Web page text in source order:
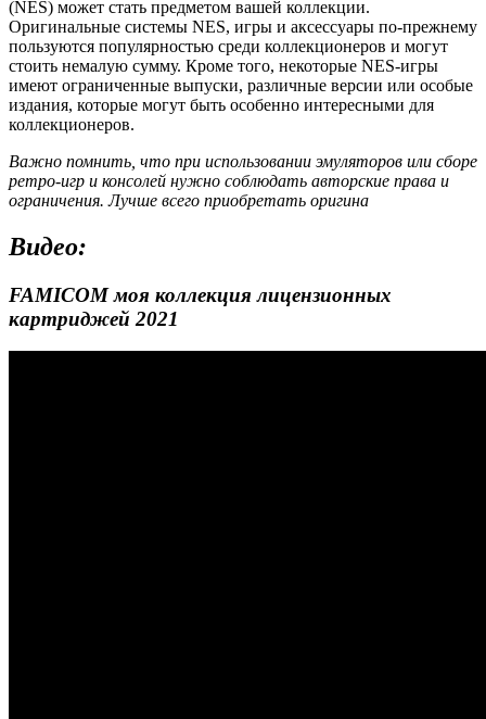
(NES) может стать предметом вашей коллекции.
Оригинальные системы NES, игры и аксессуары по-прежнему
пользуются популярностью среди коллекционеров и могут
стоить немалую сумму. Кроме того, некоторые NES-игры
имеют ограниченные выпуски, различные версии или особые
издания, которые могут быть особенно интересными для
коллекционеров.
Важно помнить, что при использовании эмуляторов или сборе
ретро-игр и консолей нужно соблюдать авторские права и
ограничения. Лучше всего приобретать оригина
Видео:
FAMICOM моя коллекция лицензионных
картриджей 2021